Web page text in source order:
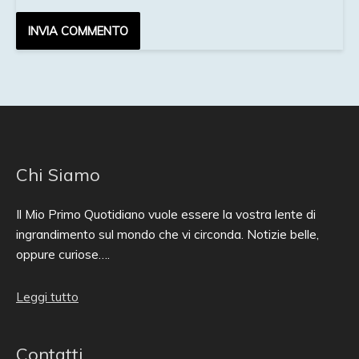
Chi Siamo
Il Mio Primo Quotidiano vuole essere la vostra lente di
ingrandimento sul mondo che vi circonda. Notizie belle,
oppure curiose….
Leggi tutto
Contatti